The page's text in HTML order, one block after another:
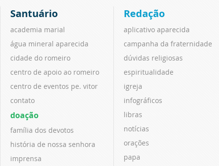
Santuário
academia marial
água mineral aparecida
cidade do romeiro
centro de apoio ao romeiro
centro de eventos pe. vitor
contato
doação
família dos devotos
história de nossa senhora
imprensa
Redação
aplicativo aparecida
campanha da fraternidade
dúvidas religiosas
espiritualidade
igreja
infográficos
libras
notícias
orações
papa